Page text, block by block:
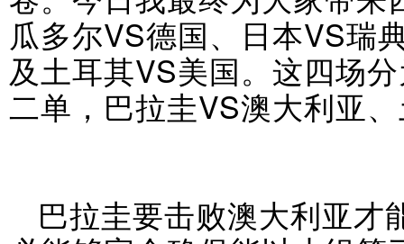
瓜多尔VS德国、日本VS瑞
及土耳其VS美国。这四场
二单，巴拉圭VS澳大利亚
巴拉圭要击败澳大利亚才